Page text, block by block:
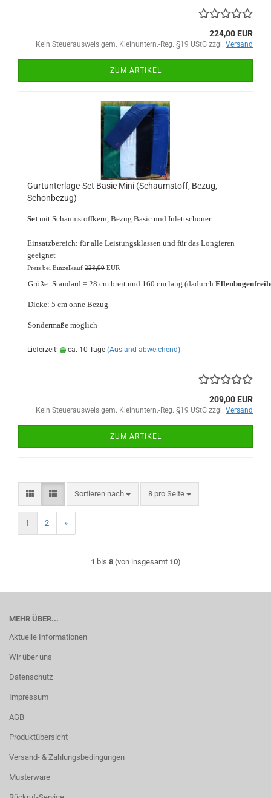
224,00 EUR
Kein Steuerausweis gem. Kleinuntern.-Reg. §19 UStG zzgl. Versand
ZUM ARTIKEL
Gurtunterlage-Set Basic Mini (Schaumstoff, Bezug,
Schonbezug)
Setmit Schaumstoffkern, Bezug Basic und Inlettschoner
Einsatzbereich: für alle Leistungsklassen und für das Longieren
geeignet
Preis bei Einzelkauf 228,90 EUR
Größe: Standard = 28 cm breit und 160 cm lang (dadurch
Dicke: 5 cm ohne Bezug
Sondermaße möglich
Lieferzeit: ca. 10 Tage (Ausland abweichend)
209,00 EUR
Kein Steuerausweis gem. Kleinuntern.-Reg. §19 UStG zzgl. Versand
ZUM ARTIKEL
Sortieren nach
Sortieren nach 8 pro Seite
pro Seite
1 2 »
1 bis 8(von insgesamt 10)
MEHR ÜBER...
Aktuelle Informationen
Wir über uns
Datenschutz
Impressum
AGB
Produktübersicht
Versand- & Zahlungsbedingungen
Musterware